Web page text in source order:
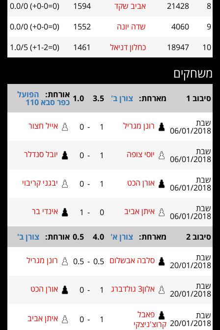
21428
אביב שקד 1594
0.0/0 (+0-0=0)
4060
שדה יונה 1552
0.0/0 (+0-0=0)
18947
כחלון דניאל 1461
1.0/5 (+1-2=0)
מארחת:צורן ב' 3.5
1.0 אורחת:הפועל
כפר סבא 110
06/ רונן מגריל 1 אייל חצור
06/ יוסי צופה 1 יובל סנדלר
06/ אורן הכט 1 יבגני קריבוי
06/ איתן אביב 0 אינדי בר
מארחת:צורן א' 4.0
0.5 אורחת:צורן ב'
20/ סלבה אבשלום 0.5
-
0.5 רונן מגריל
20/ אלון3 גולדברג 1
- אורן הכט
20/ קרוצ'ניצקי
איתן אביב